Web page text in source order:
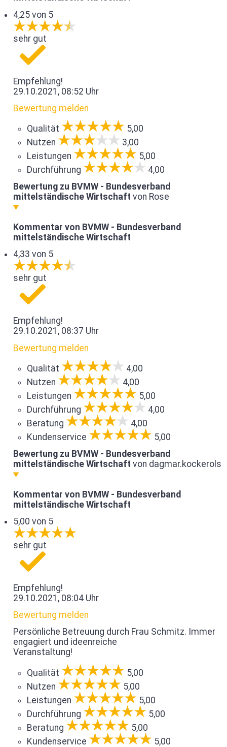
4,25 von 5
sehr gut
Empfehlung!
29.10.2021, 08:52 Uhr
Bewertung melden
Qualität
5,00
Nutzen
3,00
Leistungen
5,00
Durchführung
4,00
Bewertung zu BVMW - Bundesverband
mittelständische Wirtschaft von Rose
Kommentar von BVMW - Bundesverband
mittelständische Wirtschaft
4,33 von 5
sehr gut
Empfehlung!
29.10.2021, 08:37 Uhr
Bewertung melden
Qualität
4,00
Nutzen
4,00
Leistungen
5,00
Durchführung
4,00
Beratung
4,00
Kundenservice
5,00
Bewertung zu BVMW - Bundesverband
mittelständische Wirtschaft von dagmar.kockerols
Kommentar von BVMW - Bundesverband
mittelständische Wirtschaft
5,00 von 5
sehr gut
Empfehlung!
29.10.2021, 08:04 Uhr
Bewertung melden
Persönliche Betreuung durch Frau Schmitz. Immer
engagiert und ideenreiche
Veranstaltung!
Qualität
5,00
Nutzen
5,00
Leistungen
5,00
Durchführung
5,00
Beratung
5,00
Kundenservice
5,00